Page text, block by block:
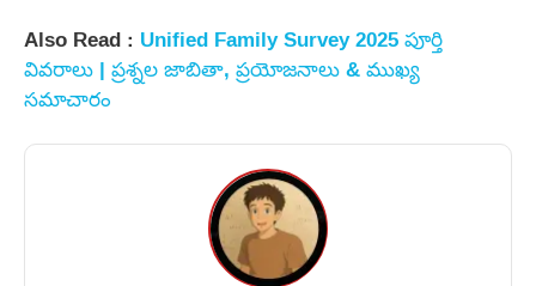
Also Read : Unified Family Survey 2025 పూర్తి
వివరాలు | ప్రశ్నల జాబితా, ప్రయోజనాలు & ముఖ్య
సమాచారం